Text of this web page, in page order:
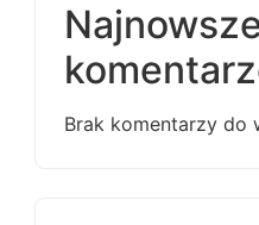
Brak komentarzy do